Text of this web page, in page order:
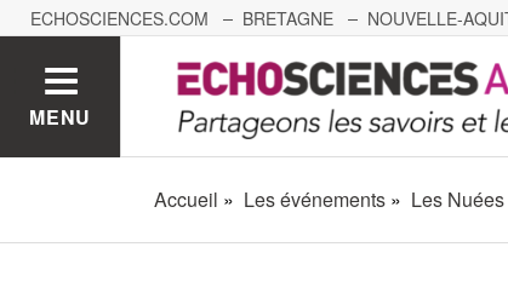
ECHOSCIENCES.COM BRETAGNE NOUVELLE-
GRENOBLE GRAND EST
MENU
Accueil Les événements Les